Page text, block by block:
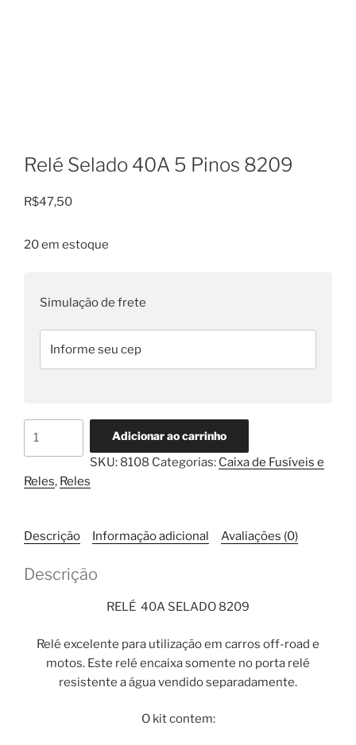
Relé Selado 40A 5 Pinos 8209
R$47,50
20 em estoque
Simulação de frete
5
quantidade
Adicionar ao carrinho
SKU: 8108 Categorias: Caixa de Fusíveis e
Reles, Reles
Descrição Informação adicional Avaliações (0)
Descrição
RELÉ 40A SELADO 8209
Relé excelente para utilização em carros off-road e
motos. Este relé encaixa somente no porta relé
resistente a água vendido separadamente.
O kit contem: